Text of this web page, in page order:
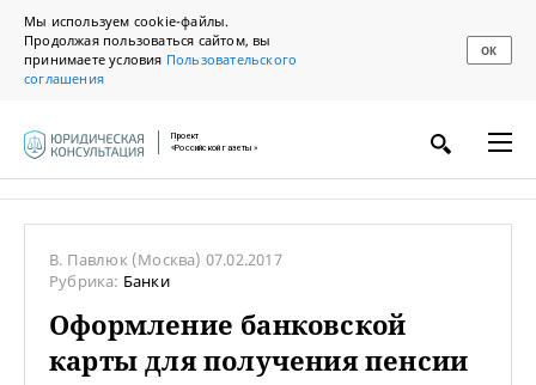
Мы используем cookie-файлы.
Продолжая пользоваться сайтом, вы
принимаете условия Пользовательского
соглашения
ОК
Проект
«Российской газеты»
В. Павлюк (Москва) 07.02.2017
Рубрика: Банки
Оформление банковской
карты для получения пенсии